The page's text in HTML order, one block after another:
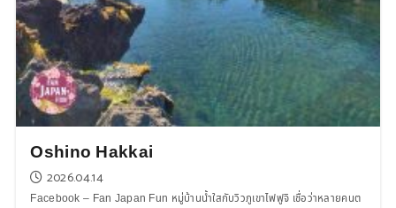
Oshino Hakkai
2026.04.14
Facebook – Fan Japan Fun หมู่บ้านน้ำใสกับวิวภูเขาไฟฟูจิ เชื่อว่าหลายคนต